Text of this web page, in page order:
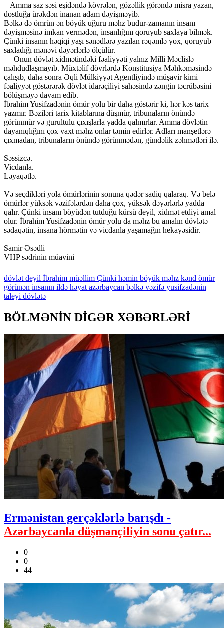
Amma saz səsi eşidəndə kövrələn, gözəllik görəndə misra yazan,
dostluğa ürəkdən inanan adam dəyişməyib.
Bəlkə də ömrün ən böyük uğuru məhz budur-zamanın insanı
dəyişməsinə imkan vermədən, insanlığını qoruyub saxlaya bilmək.
Çünki insanın həqiqi yaşı sənədlərə yazılan rəqəmlə yox, qoruyub
saxladığı mənəvi dəyərlərlə ölçülür.
Onun dövlət xidmətindəki fəaliyyəti yalnız Milli Məclislə
məhdudlaşmayıb. Müxtəlif dövrlərdə Konstitusiya Məhkəməsində
çalışıb, daha sonra Əqli Mülkiyyət Agentliyində müşavir kimi
fəaliyyət göstərərək dövlət idarəçiliyi sahəsində zəngin təcrübəsini
bölüşməyə davam edib.
İbrahim Yusifzadənin ömür yolu bir daha göstərir ki, hər kəs tarix
yazmır. Bəziləri tarix kitablarına düşmür, tribunaların önündə
görünmür və gurultulu çıxışlarla yadda qalmırlar. Amma dövlətin
dayanıqlığını çox vaxt məhz onlar təmin edirlər. Adları manşetlərə
çıxmadan, tribunaların önündə görünmədən, gündəlik zəhmətləri ilə.
Səssizcə.
Vicdanla.
Ləyaqətlə.
Və seçdikləri yola ömürlərinin sonuna qədər sadiq qalaraq. Və belə
ömürlər yüksək vəzifələrdən daha çox, yüksək dəyərlərlə yadda
qalır. Çünki insanı böyüdən tutduğu kürsü deyil, xidmət etdiyi amal
olur. İbrahim Yusifzadənin ömür yolu da məhz bu amalın dövlətə
sədaqətin, insana hörmətin və vicdanla yaşamağın hekayəsidir.
Samir Əsədli
VHP sədrinin müavini
dövlət deyil İbrahim müəllim Çünki həmin böyük məhz kənd ömür
görünən insanın ildə həyat azərbaycan bəlkə vəzifə yusifzadənin
taleyi dövlətə
BÖLMƏNİN DİGƏR XƏBƏRLƏRİ
Ermənistan gerçəklərlə barışdı -
Azərbaycanla düşmənçiliyin sonu çatır...
0
0
44